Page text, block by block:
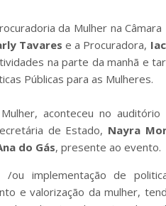
da Mulher na
Tavares e a Procuradora,
na parte da manhã e
Públicas para as Mulheres.
aconteceu no auditório
de Estado, Nayra
do Gás, presente ao evento.
implementação de
e valorização da mulher,